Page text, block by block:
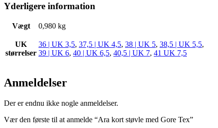
Yderligere information
Vægt 0,980 kg
UK
størrelser
36 | UK 3,5, 37,5 | UK 4,5, 38 | UK 5, 38,5 | UK 5,5,
39 | UK 6, 40 | UK 6,5, 40,5 | UK 7, 41 UK 7,5
Anmeldelser
Der er endnu ikke nogle anmeldelser.
Vær den første til at anmelde “Ara kort støvle med Gore Tex”